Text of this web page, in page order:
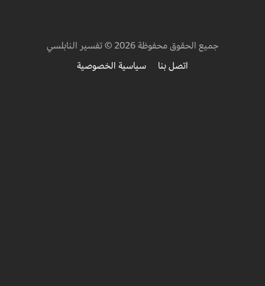
جميع الحقوق محفوظة 2026 © تفسير النابلسي
اتصل بنا
سياسية الخصوصية